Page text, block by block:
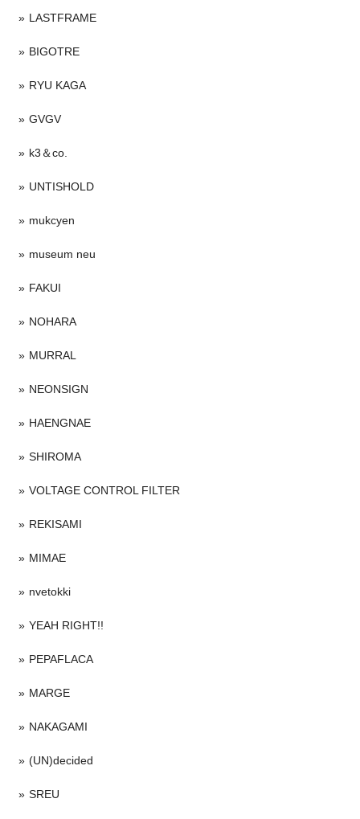
LASTFRAME
BIGOTRE
RYU KAGA
GVGV
k3＆co.
UNTISHOLD
mukcyen
museum neu
FAKUI
NOHARA
MURRAL
NEONSIGN
HAENGNAE
SHIROMA
VOLTAGE CONTROL FILTER
REKISAMI
MIMAE
nvetokki
YEAH RIGHT!!
PEPAFLACA
MARGE
NAKAGAMI
(UN)decided
SREU